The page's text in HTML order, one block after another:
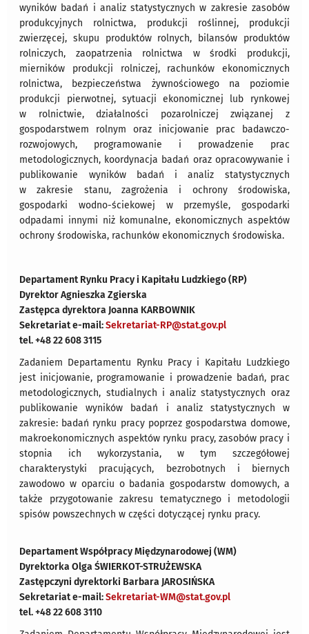
wyników badań i analiz statystycznych w zakresie zasobów
produkcyjnych rolnictwa, produkcji roślinnej, produkcji
zwierzęcej, skupu produktów rolnych, bilansów produktów
rolniczych, zaopatrzenia rolnictwa w środki produkcji,
mierników produkcji rolniczej, rachunków ekonomicznych
rolnictwa, bezpieczeństwa żywnościowego na poziomie
produkcji pierwotnej, sytuacji ekonomicznej lub rynkowej
w rolnictwie, działalności pozarolniczej związanej z
gospodarstwem rolnym oraz inicjowanie prac badawczo-
rozwojowych, programowanie i prowadzenie prac
metodologicznych, koordynacja badań oraz opracowywanie i
publikowanie wyników badań i analiz statystycznych
w zakresie stanu, zagrożenia i ochrony środowiska,
gospodarki wodno-ściekowej w przemyśle, gospodarki
odpadami innymi niż komunalne, ekonomicznych aspektów
ochrony środowiska, rachunków ekonomicznych środowiska.
Departament Rynku Pracy i Kapitału Ludzkiego (RP)
Dyrektor Agnieszka Zgierska
Zastępca dyrektora Joanna KARBOWNIK
Sekretariat e-mail:Sekretariat-RP@stat.gov.pl
tel. +48 22 608 3115
Zadaniem Departamentu Rynku Pracy i Kapitału Ludzkiego
jest inicjowanie, programowanie i prowadzenie badań, prac
metodologicznych, studialnych i analiz statystycznych oraz
publikowanie wyników badań i analiz statystycznych w
zakresie: badań rynku pracy poprzez gospodarstwa domowe,
makroekonomicznych aspektów rynku pracy, zasobów pracy i
stopnia ich wykorzystania, w tym szczegółowej
charakterystyki pracujących, bezrobotnych i biernych
zawodowo w oparciu o badania gospodarstw domowych, a
także przygotowanie zakresu tematycznego i metodologii
spisów powszechnych w części dotyczącej rynku pracy.
Departament Współpracy Międzynarodowej (WM)
Dyrektorka Olga ŚWIERKOT-STRUŻEWSKA
Zastępczyni dyrektorki Barbara JAROSIŃSKA
Sekretariat e-mail:Sekretariat-WM@stat.gov.pl
tel. +48 22 608 3110